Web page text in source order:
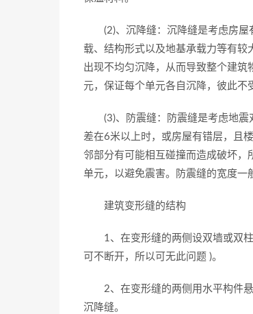
(2)、沉降缝：沉降缝是考虑房屋
载、结构形式以及地基承载力等有较
出现不均匀沉降，从而导致整个建
元，保证每个单元各自沉降，彼此不
(3)、防震缝：防震缝是考虑地震
差在6米以上时，或房屋有错层，且
邻部分有可能相互碰撞而造成破坏，
单元，以避免震害。防震缝的宽度一
建筑变形缝的结构
1、在变形缝的两侧设双墙或双柱
可不断开，所以可无此问题 )。
2、在变形缝的两侧用水平构件悬
沉降缝。